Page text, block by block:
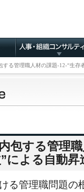
する管理職人材の課題-12-“生存
包する管理
による自動昇
る管理職問題の